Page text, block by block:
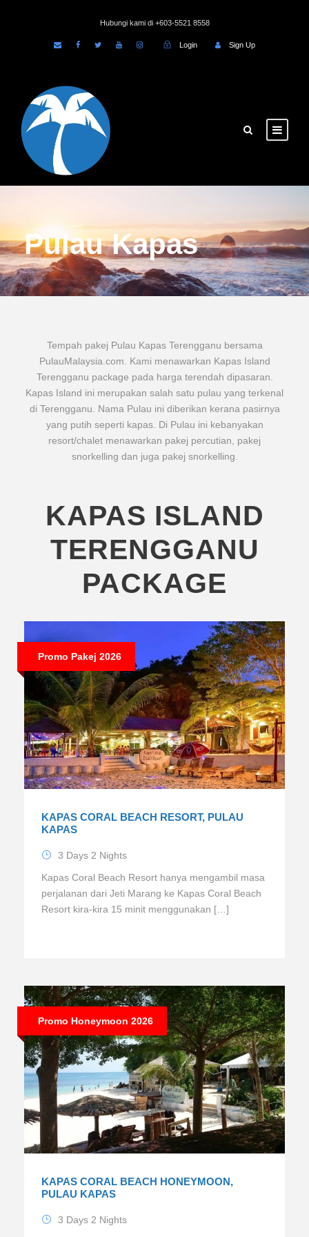
Hubungi kami di +603-5521 8558
Login Sign Up
Pulau Kapas
Tempah pakej Pulau Kapas Terengganu bersama
PulauMalaysia.com. Kami menawarkan Kapas Island
Terengganu package pada harga terendah dipasaran.
Kapas Island ini merupakan salah satu pulau yang terkenal
di Terengganu. Nama Pulau ini diberikan kerana pasirnya
yang putih seperti kapas. Di Pulau ini kebanyakan
resort/chalet menawarkan pakej percutian, pakej
snorkelling dan juga pakej snorkelling.
KAPAS ISLAND
TERENGGANU
PACKAGE
Promo Pakej 2026
KAPAS CORAL BEACH RESORT, PULAU
KAPAS
3 Days 2 Nights
Kapas Coral Beach Resort hanya mengambil masa
perjalanan dari Jeti Marang ke Kapas Coral Beach
Resort kira-kira 15 minit menggunakan […]
Promo Honeymoon 2026
KAPAS CORAL BEACH HONEYMOON,
PULAU KAPAS
3 Days 2 Nights